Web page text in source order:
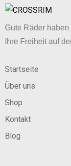
Gute Räder
Ihre Freiheit auf
Startseite
Über uns
Shop
Kontakt
Blog